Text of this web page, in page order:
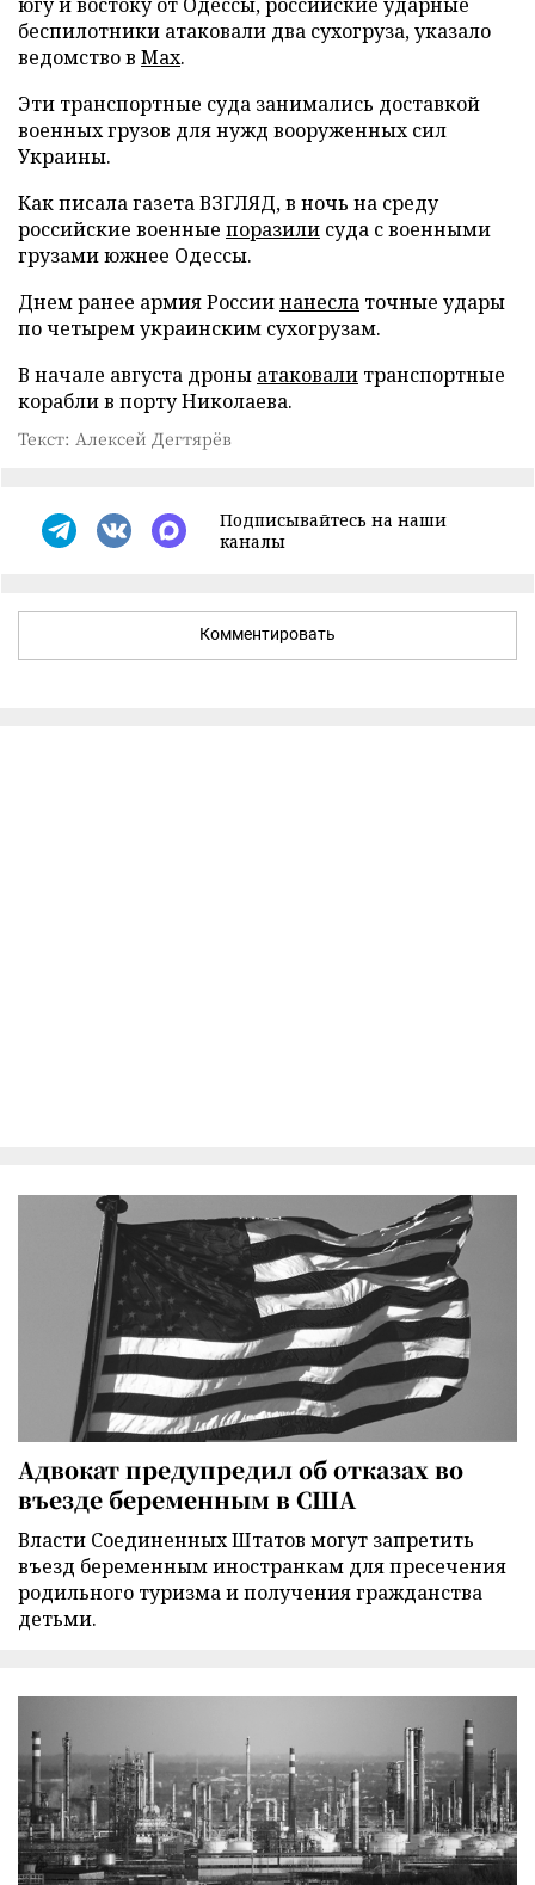
беспилотники атаковали два сухогруза, указало
ведомство в Max.
Эти транспортные суда занимались доставкой
военных грузов для нужд вооруженных сил
Украины.
Как писала газета ВЗГЛЯД, в ночь на среду
российские военные поразили суда с военными
грузами южнее Одессы.
Днем ранее армия Россиинанесла точные удары
по четырем украинским сухогрузам.
В начале августа дроны атаковали транспортные
корабли в порту Николаева.
Текст: Алексей Дегтярёв
Подписывайтесь на наши
каналы
Комментировать
Адвокат предупредил об отказах во
въезде беременным в США
Власти Соединенных Штатов могут запретить
въезд беременным иностранкам для пресечения
родильного туризма и получения гражданства
детьми.